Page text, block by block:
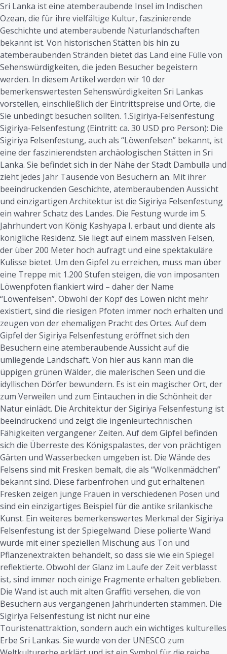
Sri Lanka ist eine atemberaubende Insel im Indischen
Ozean, die für ihre vielfältige Kultur, faszinierende
Geschichte und atemberaubende Naturlandschaften
bekannt ist. Von historischen Stätten bis hin zu
atemberaubenden Stränden bietet das Land eine Fülle von
Sehenswürdigkeiten, die jeden Besucher begeistern
werden. In diesem Artikel werden wir 10 der
bemerkenswertesten Sehenswürdigkeiten Sri Lankas
vorstellen, einschließlich der Eintrittspreise und Orte, die
Sie unbedingt besuchen sollten. 1.Sigiriya-Felsenfestung
Sigiriya-Felsenfestung (Eintritt: ca. 30 USD pro Person): Die
Sigiriya Felsenfestung, auch als “Löwenfelsen” bekannt, ist
eine der faszinierendsten archäologischen Stätten in Sri
Lanka. Sie befindet sich in der Nähe der Stadt Dambulla und
zieht jedes Jahr Tausende von Besuchern an. Mit ihrer
beeindruckenden Geschichte, atemberaubenden Aussicht
und einzigartigen Architektur ist die Sigiriya Felsenfestung
ein wahrer Schatz des Landes. Die Festung wurde im 5.
Jahrhundert von König Kashyapa I. erbaut und diente als
königliche Residenz. Sie liegt auf einem massiven Felsen,
der über 200 Meter hoch aufragt und eine spektakuläre
Kulisse bietet. Um den Gipfel zu erreichen, muss man über
eine Treppe mit 1.200 Stufen steigen, die von imposanten
Löwenpfoten flankiert wird – daher der Name
“Löwenfelsen”. Obwohl der Kopf des Löwen nicht mehr
existiert, sind die riesigen Pfoten immer noch erhalten und
zeugen von der ehemaligen Pracht des Ortes. Auf dem
Gipfel der Sigiriya Felsenfestung eröffnet sich den
Besuchern eine atemberaubende Aussicht auf die
umliegende Landschaft. Von hier aus kann man die
üppigen grünen Wälder, die malerischen Seen und die
idyllischen Dörfer bewundern. Es ist ein magischer Ort, der
zum Verweilen und zum Eintauchen in die Schönheit der
Natur einlädt. Die Architektur der Sigiriya Felsenfestung ist
beeindruckend und zeigt die ingenieurtechnischen
Fähigkeiten vergangener Zeiten. Auf dem Gipfel befinden
sich die Überreste des Königspalastes, der von prächtigen
Gärten und Wasserbecken umgeben ist. Die Wände des
Felsens sind mit Fresken bemalt, die als “Wolkenmädchen”
bekannt sind. Diese farbenfrohen und gut erhaltenen
Fresken zeigen junge Frauen in verschiedenen Posen und
sind ein einzigartiges Beispiel für die antike srilankische
Kunst. Ein weiteres bemerkenswertes Merkmal der Sigiriya
Felsenfestung ist der Spiegelwand. Diese polierte Wand
wurde mit einer speziellen Mischung aus Ton und
Pflanzenextrakten behandelt, so dass sie wie ein Spiegel
reflektierte. Obwohl der Glanz im Laufe der Zeit verblasst
ist, sind immer noch einige Fragmente erhalten geblieben.
Die Wand ist auch mit alten Graffiti versehen, die von
Besuchern aus vergangenen Jahrhunderten stammen. Die
Sigiriya Felsenfestung ist nicht nur eine
Touristenattraktion, sondern auch ein wichtiges kulturelles
Erbe Sri Lankas. Sie wurde von der UNESCO zum